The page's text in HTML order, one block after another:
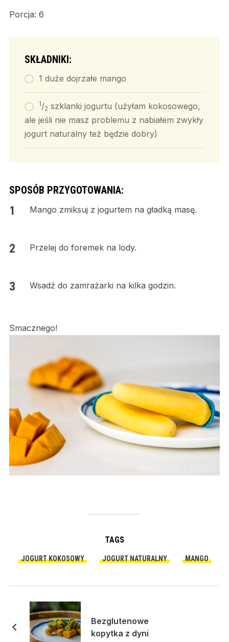
Porcja: 6
SKŁADNIKI:
1 duże dojrzałe mango
1/2 szklanki jogurtu (użyłam kokosowego,
ale jeśli nie masz problemu z nabiałem zwykły
jogurt naturalny też będzie dobry)
SPOSÓB PRZYGOTOWANIA:
Mango zmiksuj z jogurtem na gładką masę.
Przelej do foremek na lody.
Wsadź do zamrażarki na kilka godzin.
Smacznego!
TAGS
JOGURT KOKOSOWY JOGURT NATURALNY MANGO
Bezglutenowe
kopytka z dyni